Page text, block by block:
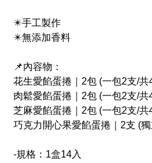
✴️手工製作
✴️無添加香料
📌內容物：
花生愛餡蛋捲｜2包 (一包2支/共
肉鬆愛餡蛋捲｜2包 (一包2支/共
芝麻愛餡蛋捲｜2包 (一包2支/共
巧克力開心果愛餡蛋捲｜2支 (
-規格：1盒14入